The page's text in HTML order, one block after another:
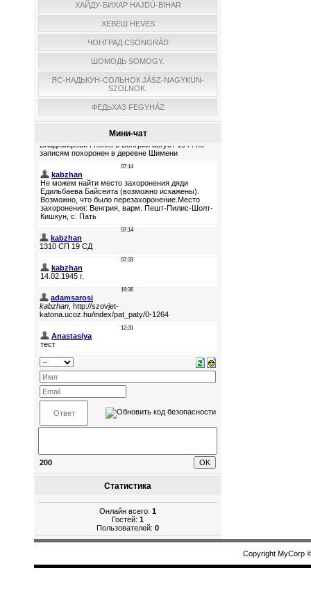
ХАЙДУ-БИХАР HAJDÚ-BIHAR
ХЕВЕШ HEVES
ЧОНГРАД CSONGRÁD
ШОМОДЬ SOMOGY.
ЯС-НАДЬКУН-СОЛЬНОК JÁSZ-NAGYKUN-
SZOLNOK.
ФЕДЬХАЗ FEGYHÁZ
Мини-чат
200
Статистика
Онлайн всего: 1
Гостей: 1
Пользователей: 0
Copyright MyCorp